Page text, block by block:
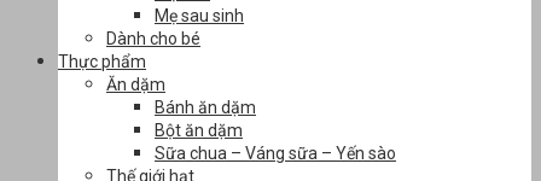
Mẹ sau sinh
Dành cho bé
Thực phẩm
Ăn dặm
Bánh ăn dặm
Bột ăn dặm
Sữa chua – Váng sữa – Yến sào
Thế giới hạt